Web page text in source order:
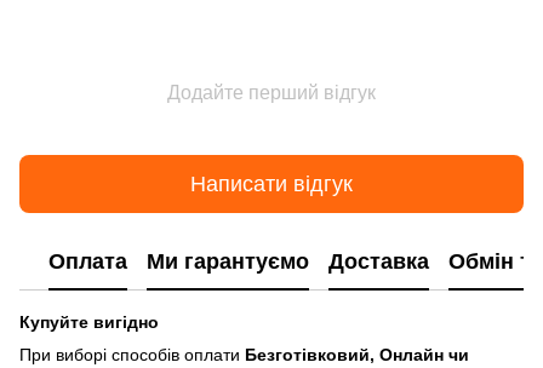
Додайте перший відгук
Написати відгук
Оплата Ми гарантуємо Доставка Обмін
Купуйте вигідно
При виборі способів оплати Безготівковий, Онлайн чи